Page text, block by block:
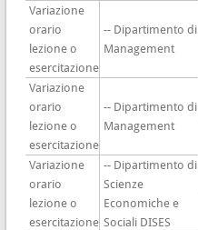
Variazione
orario
lezione o
esercitazione
-- Dipartimento di
Management
Variazione
orario
lezione o
esercitazione
-- Dipartimento di
Management
Variazione
orario
lezione o
esercitazione
-- Dipartimento di
Scienze
Economiche e
Sociali DISES